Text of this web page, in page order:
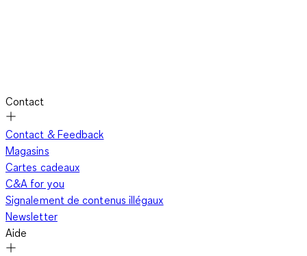
Contact
Contact & Feedback
Magasins
Cartes cadeaux
C&A for you
Signalement de contenus illégaux
Newsletter
Aide